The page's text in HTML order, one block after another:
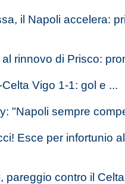
il Napoli accelera:
rinnovo di Prisco:
Vigo 1-1: gol e ...
"Napoli sempre
Esce per infortunio
pareggio contro il